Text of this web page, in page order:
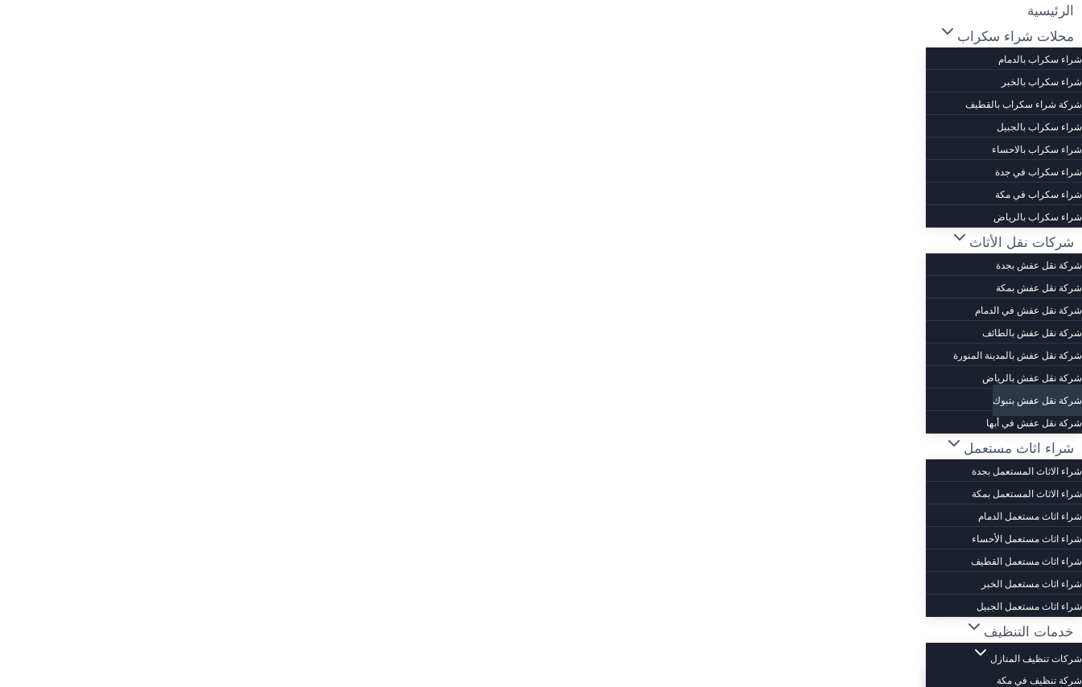
التجاوز
المحتوى
الرئيسية
محلات شراء سكراب
شراء سكراب بالدمام
شراء سكراب بالخبر
شركة شراء سكراب بالقطيف
شراء سكراب بالجبيل
شراء سكراب بالاحساء
شراء سكراب في جدة
شراء سكراب في مكة
شراء سكراب بالرياض
شركات نقل الأثاث
شركة نقل عفش بجدة
شركة نقل عفش بمكة
شركة نقل عفش في الدمام
شركة نقل عفش بالطائف
شركة نقل عفش بالمدينة المنورة
شركة نقل عفش بالرياض
شركة نقل عفش بتبوك
شركة نقل عفش في أبها
شراء اثاث مستعمل
شراء الاثاث المستعمل بجدة
شراء الاثاث المستعمل بمكة
شراء اثاث مستعمل الدمام
شراء اثاث مستعمل الأحساء
شراء اثاث مستعمل القطيف
شراء اثاث مستعمل الخبر
شراء اثاث مستعمل الجبيل
خدمات التنظيف
شركات تنظيف المنازل
شركة تنظيف في مكة